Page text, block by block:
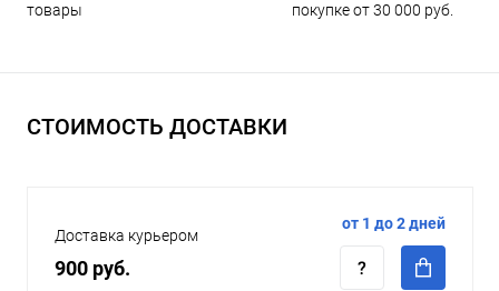
товары
покупке от 30 000 руб.
СТОИМОСТЬ ДОСТАВКИ
Доставка курьером
900 руб.
от 1 до 2 дней